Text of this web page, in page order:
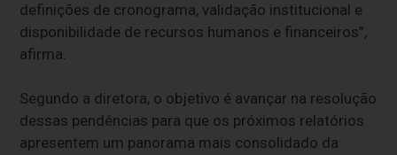
definições de cronograma, validação institucional e
disponibilidade de recursos humanos e financeiros”,
afirma.
Segundo a diretora, o objetivo é avançar na resolução
dessas pendências para que os próximos relatórios
apresentem um panorama mais consolidado da